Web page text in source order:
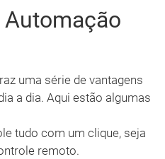
uma série de vantagens
a dia. Aqui estão algumas
tudo com um clique, seja
remoto.